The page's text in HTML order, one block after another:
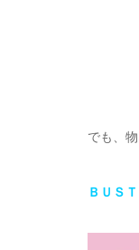
でも、
ＢＵＳ